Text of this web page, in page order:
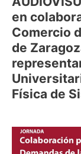
en
Comercio
de
Física de